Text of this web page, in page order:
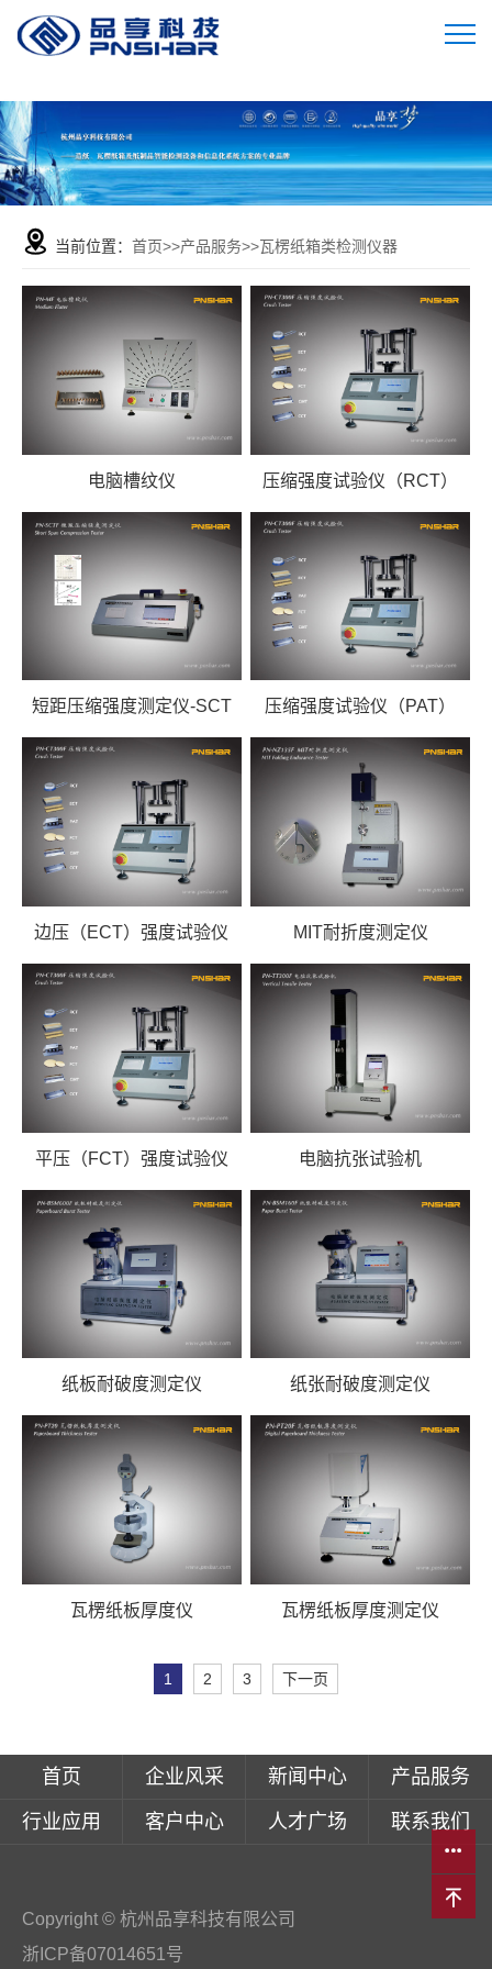
当前位置： 首页>>产品服务>>瓦楞纸箱类检测仪器
电脑槽纹仪 压缩强度试验仪（RCT）
短距压缩强度测定仪-SCT 压缩强度试验仪（PAT）
边压（ECT）强度试验仪 MIT耐折度测定仪
平压（FCT）强度试验仪 电脑抗张试验机
纸板耐破度测定仪 纸张耐破度测定仪
瓦楞纸板厚度仪 瓦楞纸板厚度测定仪
1 2 3 下一页
首页 企业风采 新闻中心 产品服务
行业应用 客户中心 人才广场 联系我们
Copyright © 杭州品享科技有限公司
浙ICP备07014651号